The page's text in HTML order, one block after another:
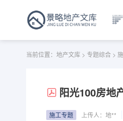
当前位置： 地产文库 > 专题综合 >
阳光100房地
施工专题 上传人： 地**